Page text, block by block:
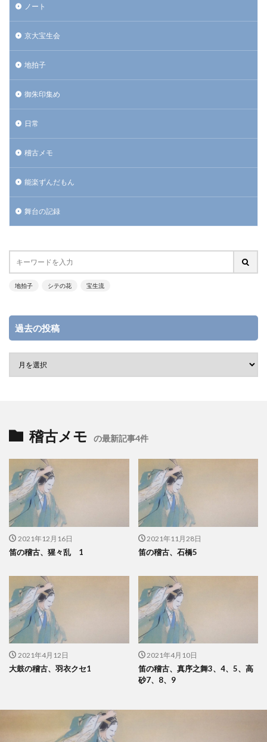
ノート
京大宝生会
地拍子
御朱印集め
日常
稽古メモ
能楽ずんだもん
舞台の記録
地拍子 シテの花 宝生流
過去の投稿
稽古メモ の最新記事4件
2021年12月16日
笛の稽古、猩々乱 1
2021年11月28日
笛の稽古、石橋5
2021年4月12日
大鼓の稽古、羽衣クセ1
2021年4月10日
笛の稽古、真序之舞3、4、5、高
砂7、8、9